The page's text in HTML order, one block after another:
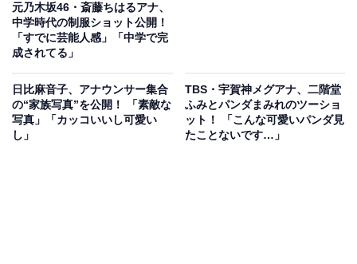
元乃木坂46・斎藤ちはるアナ、
中学時代の制服ショット公開！
「すでに芸能人感」「中学で完
成されてる」
日比麻音子、アナウンサー集合
の“家族写真”を公開！ 「素敵な
写真」「カッコいいし可愛い
し」
TBS・宇賀神メグアナ、二階堂
ふみとパンダまみれのツーショ
ット！ 「こんな可愛いパンダ見
たことないです…」